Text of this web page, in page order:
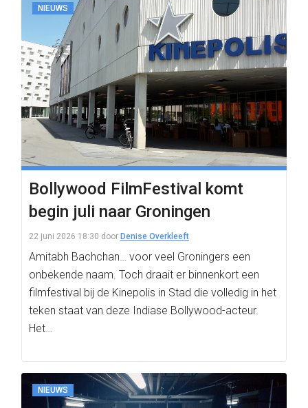
NIEUWS
Bollywood FilmFestival komt
begin juli naar Groningen
22 juni 2026 18:30 door Denise Overkleeft
Amitabh Bachchan… voor veel Groningers een
onbekende naam. Toch draait er binnenkort een
filmfestival bij de Kinepolis in Stad die volledig in het
teken staat van deze Indiase Bollywood-acteur.
Het…
NIEUWS